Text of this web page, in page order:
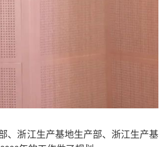
、浙江生产基地生产部、浙江生产基